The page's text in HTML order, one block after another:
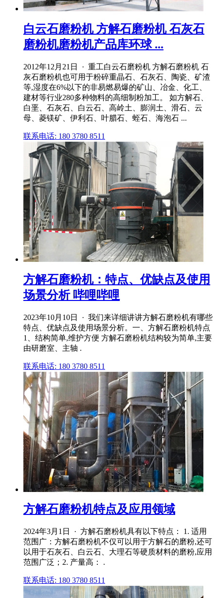
白云石磨粉机 方解石磨粉机 石灰石
磨粉机磨粉机产品库环球 ...
2012年12月21日 · 重工白云石磨粉机 方解石磨粉机 石
灰石磨粉机也可用于粉碎重晶石、石灰石、陶瓷、矿渣
等,湿度在6%以下的非易燃易爆的矿山、冶金、化工、
建材等行业280多种物料的高细制粉加工。 如方解石、
白垩、石灰石、白云石、高岭土、膨润土、滑石、云
母、菱镁矿、伊利石、叶腊石、蛭石、海泡石 ...
联系电话: 180 3780 8511
方解石磨粉机：特点、优缺点及使用
场景分析 哔哩哔哩
2023年10月10日 · 我们来详细讲讲方解石磨粉机有哪些
特点、优缺点及使用场景分析。一、方解石磨粉机特点
1、结构简单,维护方便 方解石磨粉机结构较为简单,主要
由研磨室、主轴 .
联系电话: 180 3780 8511
方解石磨粉机特点及应用领域
2024年3月1日 · 方解石磨粉机具有以下特点： 1. 适用
范围广：方解石磨粉机不仅可以用于方解石的磨粉,还可
以用于石灰石、白云石、大理石等硬质材料的磨粉,应用
范围广泛；2. 产量高： .
联系电话: 180 3780 8511